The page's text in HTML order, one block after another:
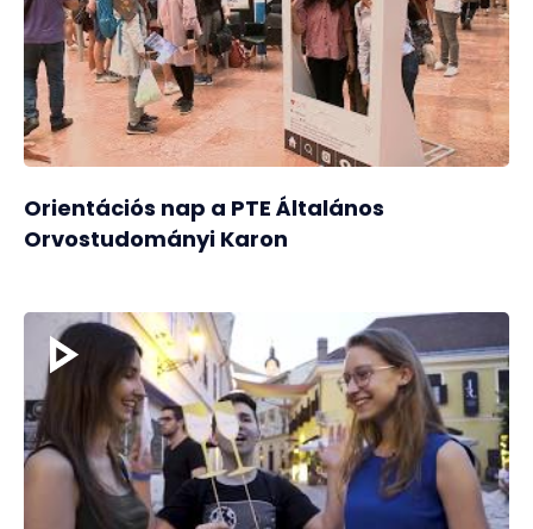
Orientációs nap a PTE Általános
Orvostudományi Karon